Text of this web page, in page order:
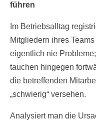
führen
Im Betriebsalltag
Mitgliedern ihres
eigentlich nie
tauchen hingegen
die betreffenden
„schwierig“ versehen.
Analysiert man die